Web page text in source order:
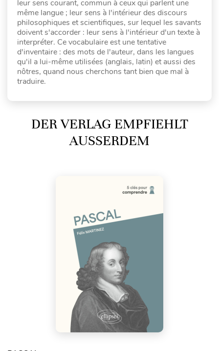
leur sens courant, commun à ceux qui parlent une
même langue ; leur sens à l'intérieur des discours
philosophiques et scientifiques, sur lequel les savants
doivent s'accorder : leur sens à l'intérieur d'un texte à
interpréter. Ce vocabulaire est une tentative
d'inventaire : des mots de l'auteur, dans les langues
qu'il a lui-même utilisées (anglais, latin) et aussi des
nôtres, quand nous cherchons tant bien que mal à
traduire.
DER VERLAG EMPFIEHLT
AUSSERDEM